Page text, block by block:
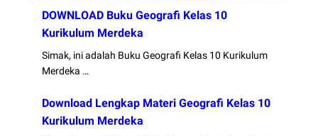
DOWNLOAD Buku Geografi Kelas 10
Kurikulum Merdeka
Simak, ini adalah Buku Geografi Kelas 10 Kurikulum
Merdeka …
Download Lengkap Materi Geografi Kelas 10
Kurikulum Merdeka